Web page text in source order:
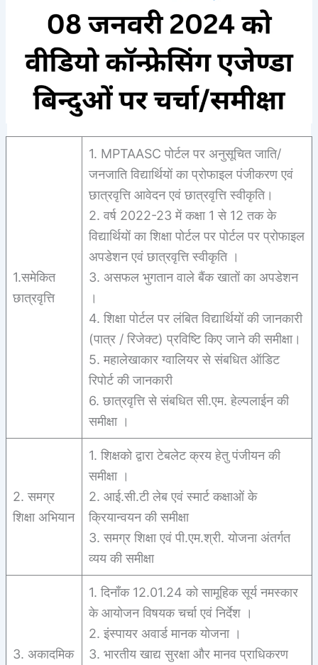
1.समेकित
छात्रवृत्ति
1. MPTAASC पोर्टल पर अनुसूचित जाति/
जनजाति विद्यार्थियों का प्रोफाइल पंजीकरण एवं
छात्रवृत्ति आवेदन एवं छात्रवृत्ति स्वीकृति।
2. वर्ष 2022-23 में कक्षा 1 से 12 तक के
विद्यार्थियों का शिक्षा पोर्टल पर पोर्टल पर प्रोफाइल
अपडेशन एवं छात्रवृत्ति स्वीकृति ।
3. असफल भुगतान वाले बैंक खातों का अपडेशन
।
4. शिक्षा पोर्टल पर लंबित विद्यार्थियों की जानकारी
(पात्र / रिजेक्ट) प्रविष्टि किए जाने की समीक्षा।
5. महालेखाकार ग्वालियर से संबधित ऑडिट
रिपोर्ट की जानकारी
6. छात्रवृत्ति से संबधित सी.एम. हेल्पलाईन की
समीक्षा ।
2. समग्र
शिक्षा अभियान
1. शिक्षको द्वारा टेबलेट क्रय हेतु पंजीयन की
समीक्षा ।
2. आई.सी.टी लेब एवं स्मार्ट कक्षाओं के
क्रियान्वयन की समीक्षा
3. समग्र शिक्षा एवं पी.एम.श्री. योजना अंतर्गत
व्यय की समीक्षा
3. अकादमिक
1. दिनाँक 12.01.24 को सामूहिक सूर्य नमस्कार
के आयोजन विषयक चर्चा एवं निर्देश ।
2. इंस्पायर अवार्ड मानक योजना ।
3. भारतीय खाद्य सुरक्षा और मानव प्राधिकरण